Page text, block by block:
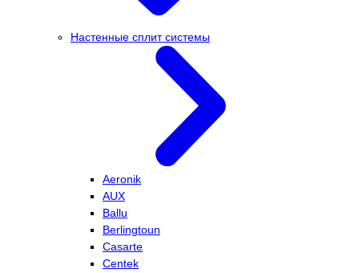
Настенные сплит системы
Aeronik
AUX
Ballu
Berlingtoun
Casarte
Centek